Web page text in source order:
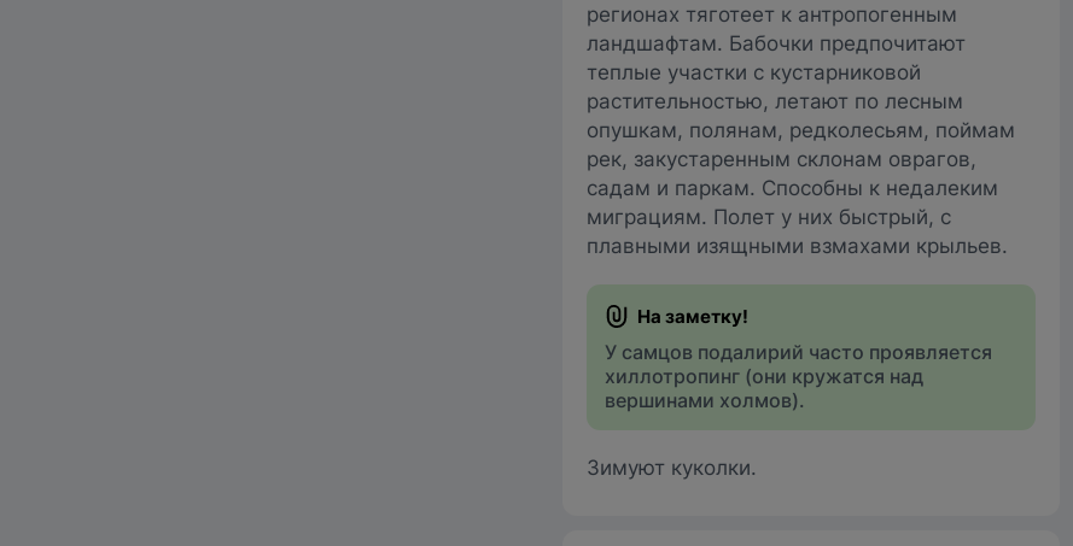
регионах тяготеет к антропогенным
ландшафтам. Бабочки предпочитают
теплые участки с кустарниковой
растительностью, летают по лесным
опушкам, полянам, редколесьям, поймам
рек, закустаренным склонам оврагов,
садам и паркам. Способны к недалеким
миграциям. Полет у них быстрый, с
плавными изящными взмахами крыльев.
У самцов подалирий часто проявляется
хиллотропинг (они кружатся над
вершинами холмов).
Зимуют куколки.